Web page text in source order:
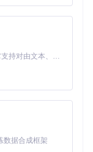
60fps
。
MiniMax H3 是一个通用的全模态生成系统。它支持对由文本、图像、视频和音频组成的多模态上下文进行统一理解，并能生成分辨率高达 2K、时长可达 15 秒的带原生立体声音频的视频。得益于面向任务泛化的系统设计，H3 在预训练阶段就已具备广泛的多模态上下文理解与生成能力，能够出色地执行复杂的多模态指令。
数据合成框架